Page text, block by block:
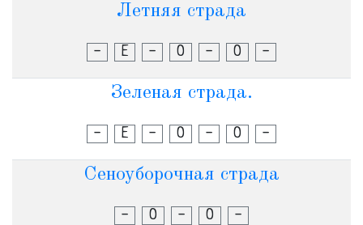
Летняя страда
- Е - О - О -
Зеленая страда.
- Е - О - О -
Сеноуборочная страда
- О - О -